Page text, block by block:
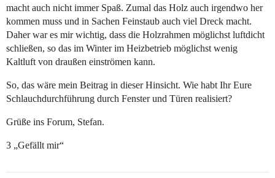
macht auch nicht immer Spaß. Zumal das Holz auch irgendwo her
kommen muss und in Sachen Feinstaub auch viel Dreck macht.
Daher war es mir wichtig, dass die Holzrahmen möglichst luftdicht
schließen, so das im Winter im Heizbetrieb möglichst wenig
Kaltluft von draußen einströmen kann.
So, das wäre mein Beitrag in dieser Hinsicht. Wie habt Ihr Eure
Schlauchdurchführung durch Fenster und Türen realisiert?
Grüße ins Forum, Stefan.
3 „Gefällt mir“